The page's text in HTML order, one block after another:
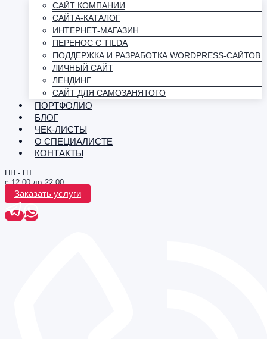
САЙТ КОМПАНИИ
САЙТА-КАТАЛОГ
ИНТЕРНЕТ-МАГАЗИН
ПЕРЕНОС С TILDA
ПОДДЕРЖКА И РАЗРАБОТКА WORDPRESS-САЙТОВ
ЛИЧНЫЙ САЙТ
ЛЕНДИНГ
САЙТ ДЛЯ САМОЗАНЯТОГО
ПОРТФОЛИО
БЛОГ
ЧЕК-ЛИСТЫ
О СПЕЦИАЛИСТЕ
КОНТАКТЫ
ПН - ПТ
с 12:00 до 22:00
Заказать услуги